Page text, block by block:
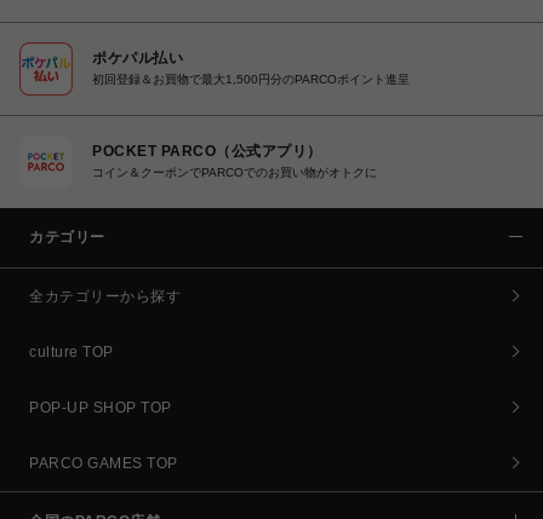
ポケパル払い
初回登録＆お買物で最大1,500円分のPARCOポイント進呈
POCKET PARCO（公式アプリ）
コイン＆クーポンでPARCOでのお買い物がオトクに
カテゴリー
全カテゴリーから探す
culture TOP
POP-UP SHOP TOP
PARCO GAMES TOP